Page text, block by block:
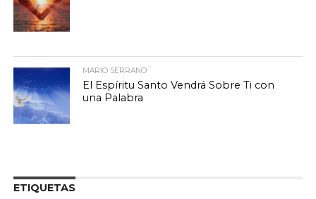
MARIO SERRANO
El Espíritu Santo Vendrá Sobre Ti con
una Palabra
ETIQUETAS